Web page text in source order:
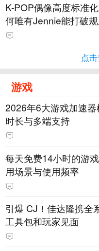
K-POP偶像高度标准
何唯有Jennie能打破规
点
游戏
2026年6大游戏加速
时长与多端支持
每天免费14小时的游
用场景与使用频率
引爆 CJ！佳达隆携全
工具包和玩家见面